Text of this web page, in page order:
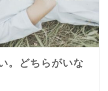
。どちらがいな